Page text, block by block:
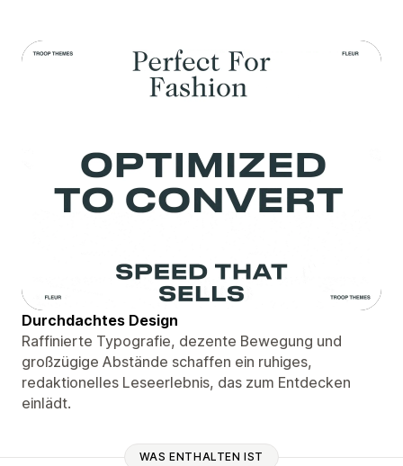
Durchdachtes Design
Raffinierte Typografie, dezente Bewegung und
großzügige Abstände schaffen ein ruhiges,
redaktionelles Leseerlebnis, das zum Entdecken
einlädt.
WAS ENTHALTEN IST